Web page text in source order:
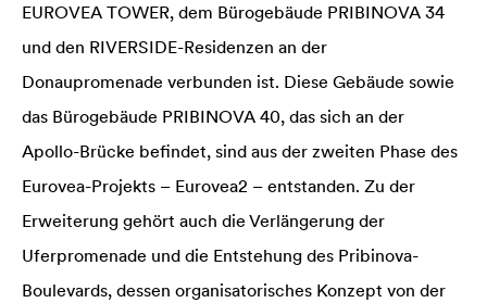
EUROVEA TOWER, dem Bürogebäude PRIBINOVA 34
und den RIVERSIDE-Residenzen an der
Donaupromenade verbunden ist. Diese Gebäude sowie
das Bürogebäude PRIBINOVA 40, das sich an der
Apollo-Brücke befindet, sind aus der zweiten Phase des
Eurovea-Projekts – Eurovea2 – entstanden. Zu der
Erweiterung gehört auch die Verlängerung der
Uferpromenade und die Entstehung des Pribinova-
Boulevards, dessen organisatorisches Konzept von der